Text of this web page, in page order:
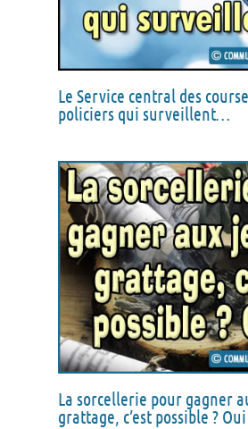
Le Service central des
policiers qui surveillent…
La sorcellerie pour gagner
grattage, c’est possible ?